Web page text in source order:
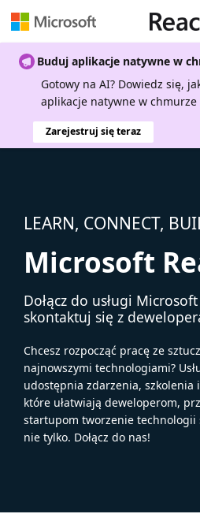
Buduj aplikacje natywne w
Gotowy na AI? Dowiedz się,
aplikacje natywne w chmurze
Zarejestruj się teraz
LEARN, CONNECT,
Microsoft
Dołącz do usługi
skontaktuj się z
Chcesz rozpocząć pracę ze
najnowszymi technologiami?
udostępnia zdarzenia, szkolenia
które ułatwiają deweloperom,
startupom tworzenie
nie tylko. Dołącz do nas!